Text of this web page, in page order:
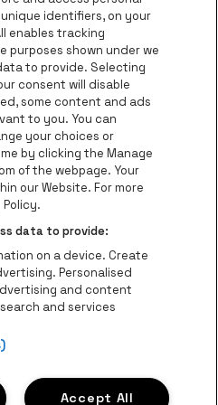
van Europcar
Ga naar de
van Coca-Cola
Ga naar de website van
Ga naar de
van Champagne
Ga naar de website
naar de website van Het
Ga naar de
deel van be•at
Dome
2170 Antwerpen
Venues
2170 Antwerpen
- RPR Antwerpen
BE93 2200 4925 0067 - BIC:
identifiers, on your
enables tracking
purposes shown under we
to provide. Selecting
consent will disable
some content and ads
to you. You can
your choices or
by clicking the Manage
of the webpage. Your
our Website. For more
data to provide:
on a device. Create
Personalised
and content
and services
Accept All